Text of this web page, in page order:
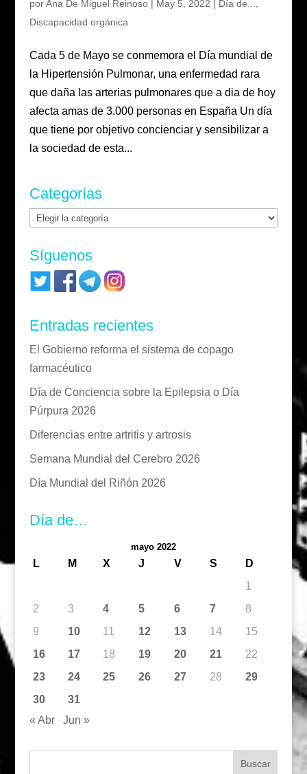
porAna De Miguel Reinoso| May 5, 2022 | Día de...
Discapacidad orgánica
Cada 5 de Mayo se conmemora el Día mundial de
la Hipertensión Pulmonar, una enfermedad rara
que daña las arterias pulmonares que a dia de hoy
afecta amas de 3.000 personas en España Un día
que tiene por objetivo concienciar y sensibilizar a
la sociedad de esta...
Categorías
Categorías
Síguenos
Entradas recientes
El Gobierno reforma el sistema de copago
farmacéutico
Día de Conciencia sobre la Epilepsia o Día
Púrpura 2026
Diferencias entre artritis y artrosis
Semana Mundial del Cerebro 2026
Día Mundial del Riñón 2026
Día de…
mayo 2022
L M X J V S
D
1
2
3 4 5 6 7
8
9
10 11 12 13 14
15
16
17 18 19 20 21
22
23
24 25 26 27 28
29
30
31
« Abr
Jun »